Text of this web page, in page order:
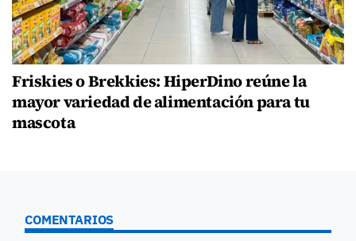
Friskies o Brekkies: HiperDino reúne la
mayor variedad de alimentación para tu
mascota
COMENTARIOS